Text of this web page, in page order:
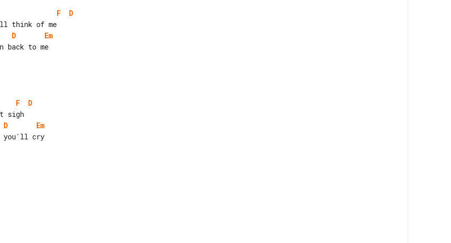
F
D
D
Em
F
D
D
Em